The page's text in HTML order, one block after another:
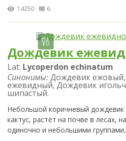
14250
6
Дождевик
Lat: Lycoperdon echinatum
Синонимы:Дождевик
ежевидный, Дождевик
шипастый.
Небольшой коричневый
кактус, растёт на почве в лесах,
одиночно и небольшими